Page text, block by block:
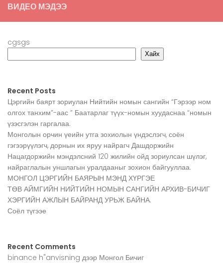
ВИДЕО МЭДЭЭ
cgsgs
Хайх
Recent Posts
Цэргийн баярт зориулан Нийтийн номын сангийн “Гэрээр ном
олгох танхим”-аас ” Баатарлаг түүх-номын хуудаснаа “номын
үзэсгэлэн гаргалаа.
Монголын орчин үеийн утга зохиолын үндэслэгч, соён
гэгээрүүлэгч, дорнын их яруу найрагч Дашдоржийн
Нацагдоржийн мэндэлсний 120 жилийн ойд зориулсан шүлэг,
найраглалын уншлагын уралдааныг зохион байгууллаа.
МОНГОЛ ЦЭРГИЙН БАЯРЫН МЭНД ХҮРГЭЕ
ТӨВ АЙМГИЙН НИЙТИЙН НОМЫН САНГИЙН АРХИВ-БИЧИГ
ХЭРГИЙН АЖЛЫН БАЙРАНД УРЬЖ БАЙНА.
Соёл түгээе
Recent Comments
binance h"anvisning дээр Монгол Бичиг